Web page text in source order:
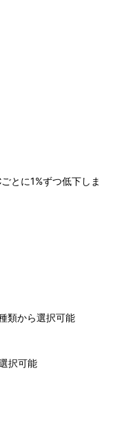
とに1%ずつ低下しま
類から選択可能
択可能